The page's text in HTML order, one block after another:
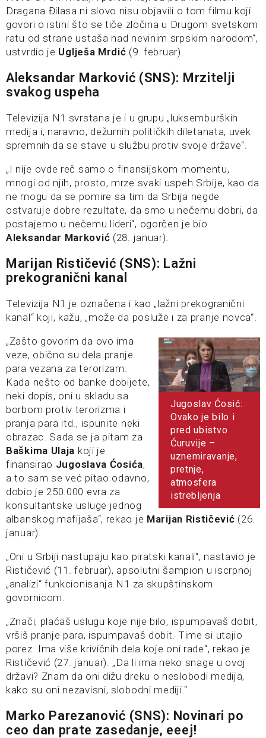
Dragana Đilasa ni slovo nisu objavili o tom filmu koji
govori o istini što se tiče zločina u Drugom svetskom
ratu od strane ustaša nad nevinim srpskim narodom“,
ustvrdio je Uglješa Mrdić (9. februar).
Aleksandar Marković (SNS): Mrzitelji
svakog uspeha
Televizija N1 svrstana je i u grupu „luksemburških
medija i, naravno, dežurnih političkih diletanata, uvek
spremnih da se stave u službu protiv svoje države“.
„I nije ovde reč samo o finansijskom momentu,
mnogi od njih, prosto, mrze svaki uspeh Srbije, kao da
ne mogu da se pomire sa tim da Srbija negde
ostvaruje dobre rezultate, da smo u nečemu dobri, da
postajemo u nečemu lideri“, ogorčen je bio
Aleksandar Marković (28. januar).
Marijan Rističević (SNS): Lažni
prekogranični kanal
Televizija N1 je označena i kao „lažni prekogranični
kanal“ koji, kažu, „može da posluže i za pranje novca“.
Jugoslav Ćosić:
Ovako je bilo i
pred ubistvo
Ćuruvije –
uznemiravanje,
pretnje,
atmosfera
istrebljenja
„Zašto govorim da ovo ima
veze, obično su dela pranje
para vezana za terorizam.
Kada nešto od banke dobijete,
neki dopis, oni u skladu sa
borbom protiv terorizma i
pranja para itd., ispunite neki
obrazac. Sada se ja pitam za
Baškima Ulaja koji je
finansirao Jugoslava Ćosića,
a to sam se već pitao odavno,
dobio je 250.000 evra za
konsultantske usluge jednog
albanskog mafijaša“, rekao je Marijan Rističević (26.
januar).
„Oni u Srbiji nastupaju kao piratski kanali“, nastavio je
Rističević (11. februar), apsolutni šampion u iscrpnoj
„analizi“ funkcionisanja N1 za skupštinskom
govornicom.
„Znači, plaćaš uslugu koje nije bilo, ispumpavaš dobit,
vršiš pranje para, ispumpavaš dobit. Time si utajio
porez. Ima više krivičnih dela koje oni rade“, rekao je
Rističević (27. januar). „Da li ima neko snage u ovoj
državi? Znam da oni dižu dreku o neslobodi medija,
kako su oni nezavisni, slobodni mediji.“
Marko Parezanović (SNS): Novinari po
ceo dan prate zasedanje, eeej!